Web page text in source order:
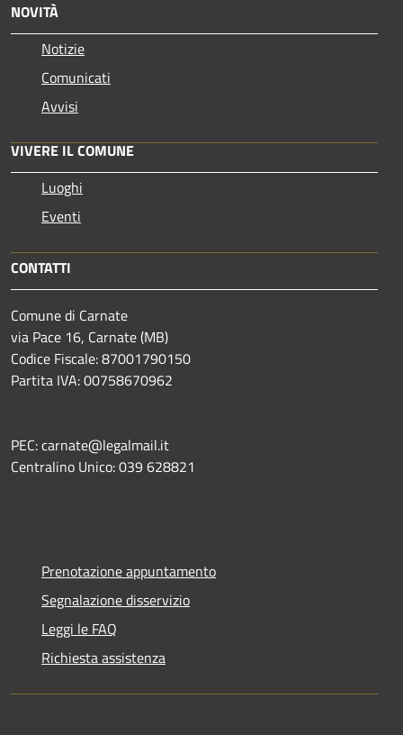
NOVITÀ
Notizie
Comunicati
Avvisi
VIVERE IL COMUNE
Luoghi
Eventi
CONTATTI
Comune di Carnate
via Pace 16, Carnate (MB)
Codice Fiscale: 87001790150
Partita IVA: 00758670962
PEC: carnate@legalmail.it
Centralino Unico: 039 628821
Prenotazione appuntamento
Segnalazione disservizio
Leggi le FAQ
Richiesta assistenza